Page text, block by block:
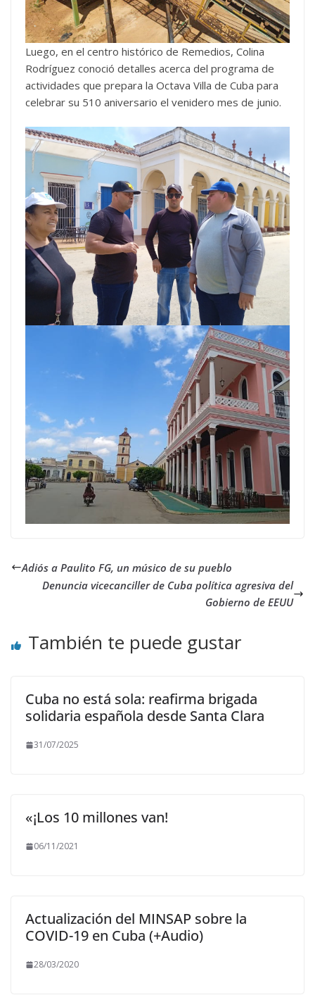
Luego, en el centro histórico de Remedios, Colina
Rodríguez conoció detalles acerca del programa de
actividades que prepara la Octava Villa de Cuba para
celebrar su 510 aniversario el venidero mes de junio.
Adiós a Paulito FG, un músico de su pueblo
Denuncia vicecanciller de Cuba política agresiva del
Gobierno de EEUU
También te puede gustar
Cuba no está sola: reafirma brigada
solidaria española desde Santa Clara
31/07/2025
«¡Los 10 millones van!
06/11/2021
Actualización del MINSAP sobre la
COVID-19 en Cuba (+Audio)
28/03/2020